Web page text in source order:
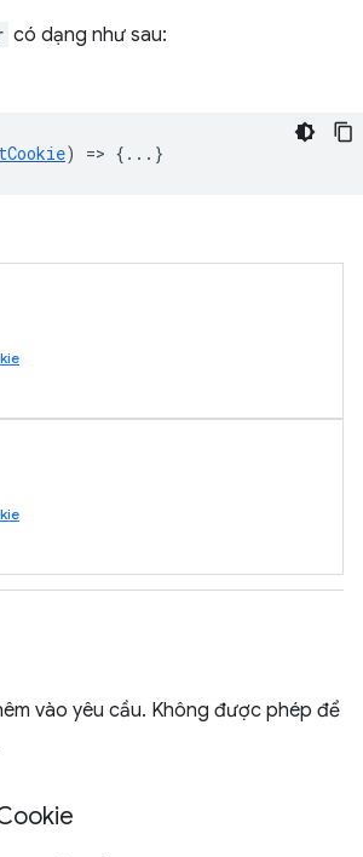
có dạng như sau:
) => {...}
vào yêu cầu. Không được phép để